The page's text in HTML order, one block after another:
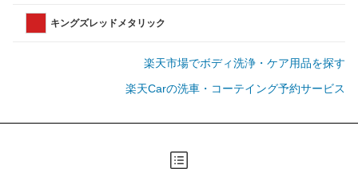
キングズレッドメタリック
楽天市場でボディ洗浄・ケア用品を探す
楽天Carの洗車・コーテイング予約サービス